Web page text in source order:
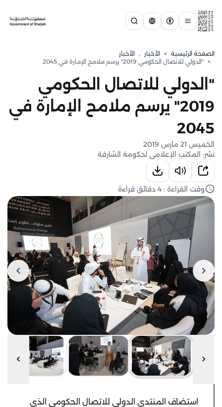
الصفحة الرئيسية > الأخبار , الأخبار
> "الدولي للاتصال الحكومي 2019" يرسم ملامح الإمارة في 2045
"الدولي للاتصال الحكومي
2019" يرسم ملامح الإمارة في
2045
الخميس 21 مارس 2019
نشر: المكتب الإعلامي لحكومة الشارقة
وقت القراءة : 4 دقائق قراءة
استضاف المنتدى الدولي للاتصال الحكومي الذي